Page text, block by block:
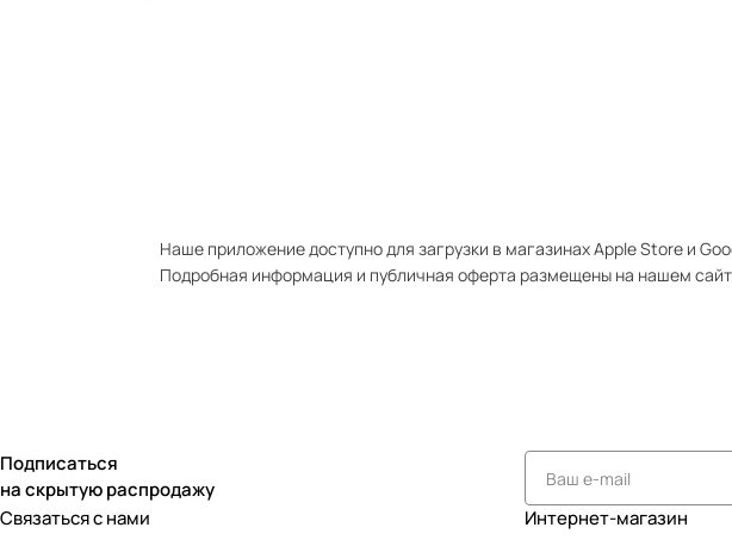
Наше приложение доступно для загрузки в магазинах Apple Store и
Подробная информация и публичная оферта размещены на нашем
Подписаться
на скрытую распродажу
Связаться с нами
Интернет-магазин